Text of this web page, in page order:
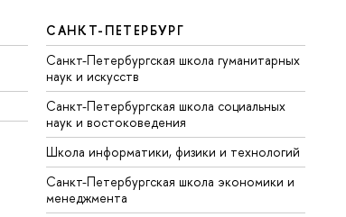
САНКТ-ПЕТЕРБУРГ
Санкт-Петербургская школа гуманитарных
наук и искусств
Санкт-Петербургская школа социальных
наук и востоковедения
Школа информатики, физики и технологий
Санкт-Петербургская школа экономики и
менеджмента